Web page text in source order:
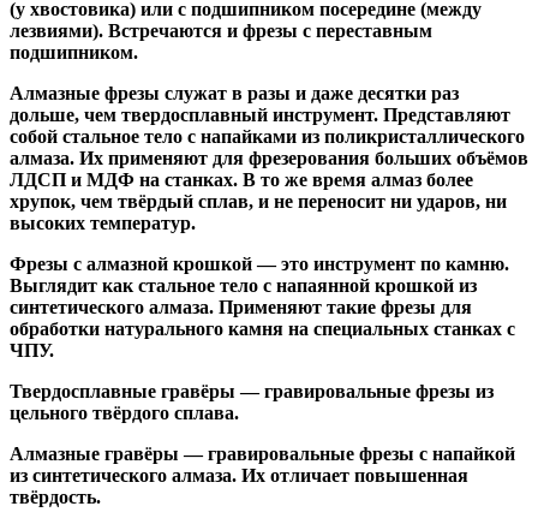
(у хвостовика) или с подшипником посередине (между
лезвиями). Встречаются и фрезы с переставным
подшипником.
Алмазные фрезы служат в разы и даже десятки раз
дольше, чем твердосплавный инструмент. Представляют
собой стальное тело с напайками из поликристаллического
алмаза. Их применяют для фрезерования больших объёмов
ЛДСП и МДФ на станках. В то же время алмаз более
хрупок, чем твёрдый сплав, и не переносит ни ударов, ни
высоких температур.
Фрезы с алмазной крошкой— это инструмент по камню.
Выглядит как стальное тело с напаянной крошкой из
синтетического алмаза. Применяют такие фрезы для
обработки натурального камня на специальных станках с
ЧПУ.
Твердосплавные гравёры — гравировальные фрезы из
цельного твёрдого сплава.
Алмазные гравёры — гравировальные фрезы с напайкой
из синтетического алмаза. Их отличает повышенная
твёрдость.